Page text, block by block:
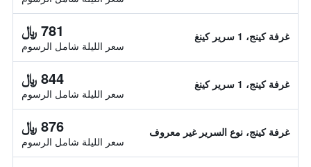
غرفة كينج، 1 سرير كينغ 781 ﷼
سعر الليلة شامل الرسوم
غرفة كينج، 1 سرير كينغ 844 ﷼
سعر الليلة شامل الرسوم
غرفة كينج، نوع السرير غير معروف 876 ﷼
سعر الليلة شامل الرسوم